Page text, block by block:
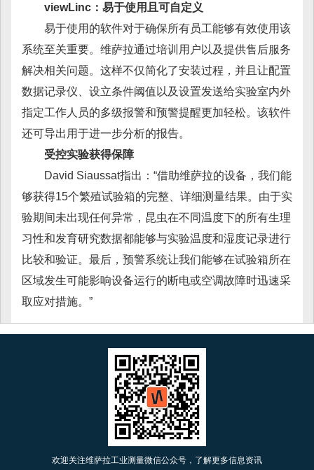
viewLinc：易于使用且可自定义
易于使用的软件对于确保所有员工能够有效使用该
系统至关重要。维萨拉通过培训用户以及提供售后服务
解决相关问题。这样不仅简化了安装过程，并且让配置
数据记录仪、设立条件阈值以及设置发送给实验室内外
指定工作人员的多级报警和预警提醒更加轻松。该软件
还可导出用于进一步分析的报告。
受控实验获得保障
David Siaussat指出：“借助维萨拉的设备，我们能
够获得15个繁殖试验箱的完整、详细测量结果。由于实
验期间未出现任何异常，昆虫在不同温度下的所有生理
习性和发育研究数据都能够与实验温度和湿度记录进行
比较和验证。最后，预警系统让我们能够在试验箱所在
区域发生可能影响设备运行的断电或空调故障时迅速采
取应对措施。”
欢迎关注维萨拉工业测量微信公众号，了解更多信息资讯